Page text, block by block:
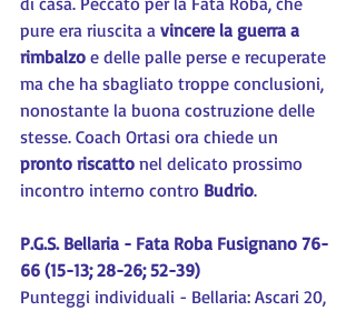
pure era riuscita a vincere la guerra a
rimbalzo e delle palle perse e recuperate
ma che ha sbagliato troppe conclusioni,
nonostante la buona costruzione delle
stesse. Coach Ortasi ora chiede un
pronto riscatto nel delicato prossimo
incontro interno contro Budrio.
P.G.S. Bellaria - Fata Roba Fusignano 76-
66 (15-13; 28-26; 52-39)
Punteggi individuali - Bellaria: Ascari 20,